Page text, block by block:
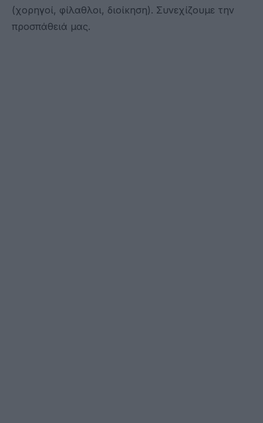
(χορηγοί, φίλαθλοι, διοίκηση). Συνεχίζουμε την
προσπάθειά μας.